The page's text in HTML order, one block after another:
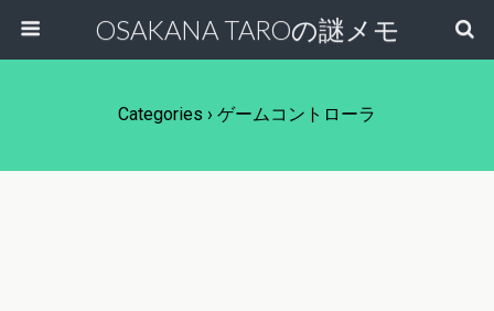
OSAKANA TAROの謎メモ
Categories › ゲームコントローラ